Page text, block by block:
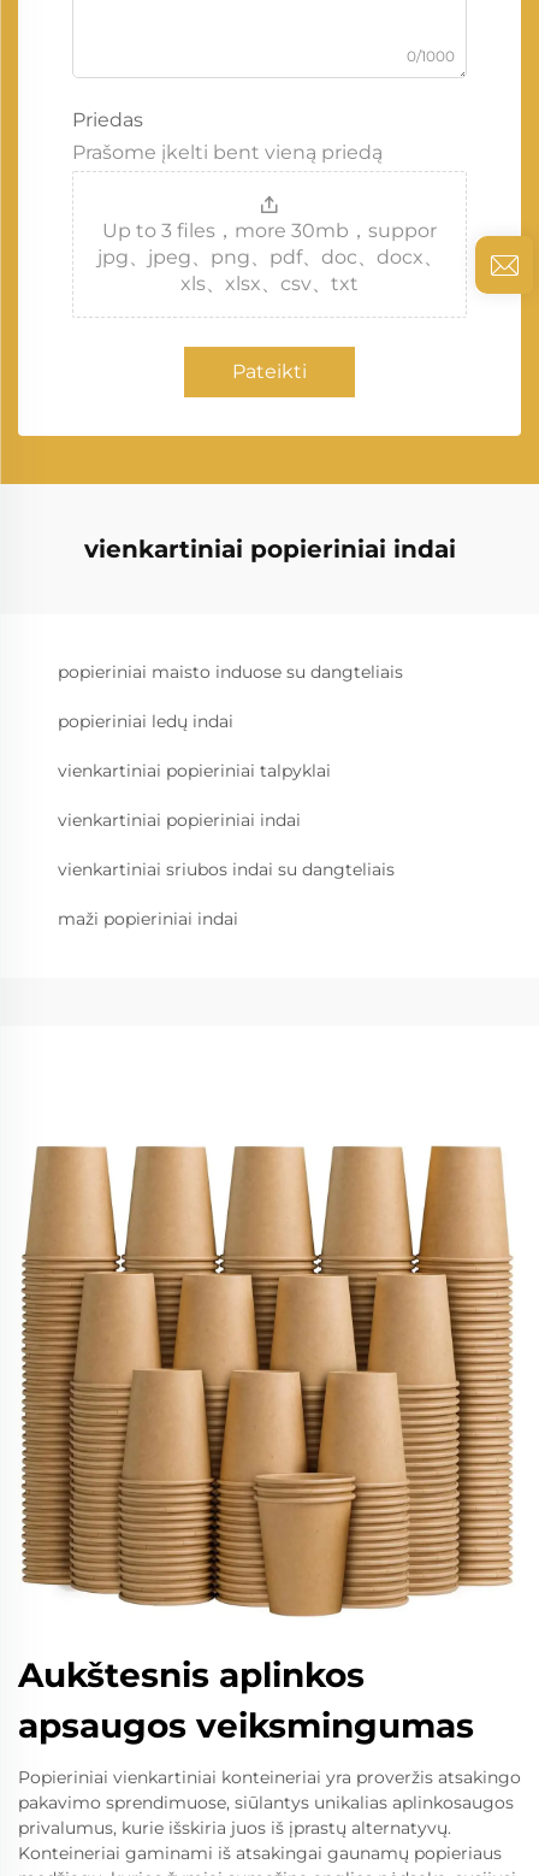
0/1000
Priedas
Prašome įkelti bent vieną priedą
Up to 3 files，more 30mb，suppor
jpg、jpeg、png、pdf、doc、docx、
xls、xlsx、csv、txt
Pateikti
vienkartiniai popieriniai indai
popieriniai maisto induose su dangteliais
popieriniai ledų indai
vienkartiniai popieriniai talpyklai
vienkartiniai popieriniai indai
vienkartiniai sriubos indai su dangteliais
maži popieriniai indai
Aukštesnis aplinkos
apsaugos veiksmingumas
Popieriniai vienkartiniai konteineriai yra proveržis atsakingo
pakavimo sprendimuose, siūlantys unikalias aplinkosaugos
privalumus, kurie išskiria juos iš įprastų alternatyvų.
Konteineriai gaminami iš atsakingai gaunamų popieriaus